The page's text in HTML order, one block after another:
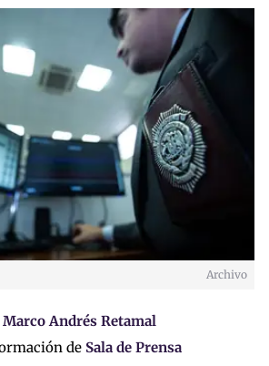
Archivo
Marco Andrés Retamal
de Sala de Prensa